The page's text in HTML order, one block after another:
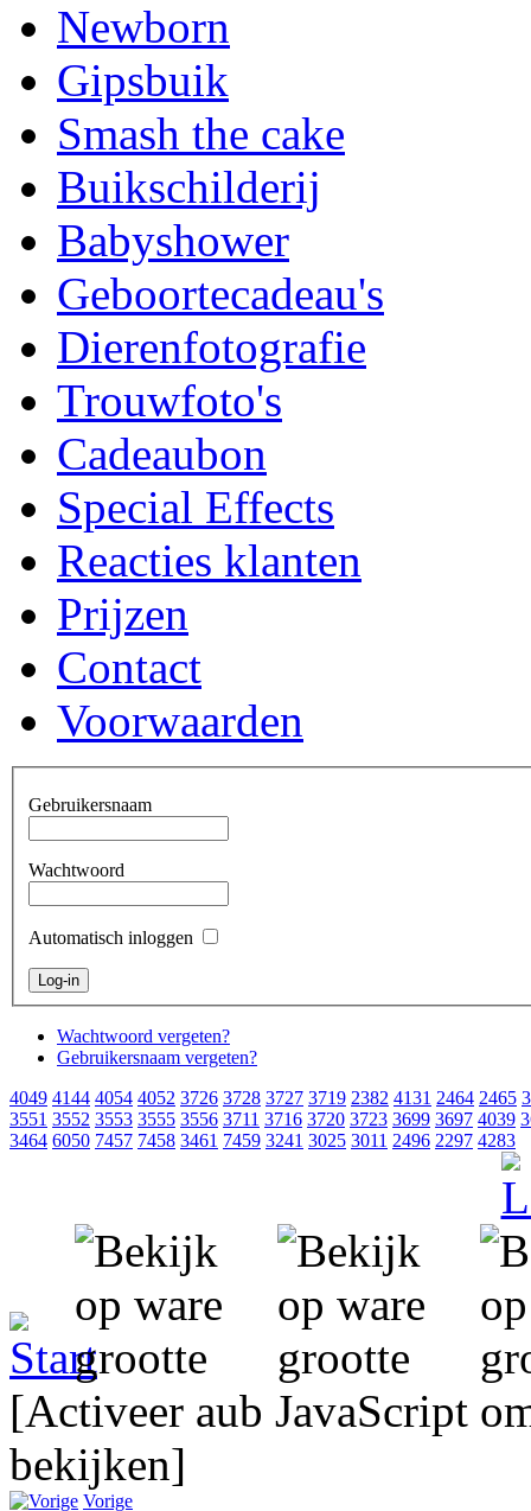
Newborn
Gipsbuik
Smash the cake
Buikschilderij
Babyshower
Geboortecadeau's
Dierenfotografie
Trouwfoto's
Cadeaubon
Special Effects
Reacties klanten
Prijzen
Contact
Voorwaarden
Gebruikersnaam
Wachtwoord
Automatisch inloggen
Wachtwoord vergeten?
Gebruikersnaam vergeten?
4049 4144 4054 4052 3726 3728 3727 3719 2382 4131 2464 2465
3551 3552 3553 3555 3556 3711 3716 3720 3723 3699 3697 4039
3464 6050 7457 7458 3461 7459 3241 3025 3011 2496 2297 4283
[Activeer aub JavaScript
bekijken]
Vorige